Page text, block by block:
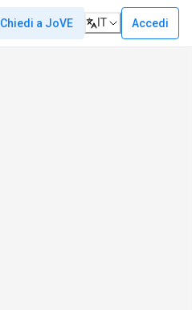
Chiedi a JoVE IT Accedi